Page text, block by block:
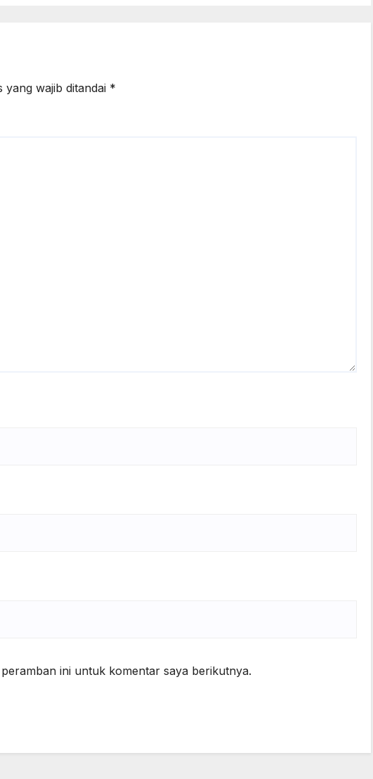
yang wajib ditandai *
ini untuk komentar saya berikutnya.